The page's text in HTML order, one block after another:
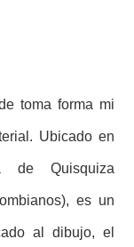
toma forma mi
Ubicado en
de Quisquiza
es un
al dibujo, el